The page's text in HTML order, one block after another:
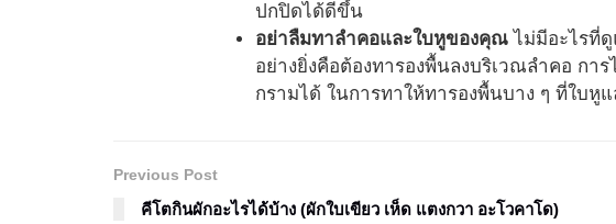
ปกปิดได้ดีขึ้น
อย่าลืมทาลำคอและใบหูของคุณ ไม่มีอะไรที่
อย่างยิ่งคือต้องทารองพื้นลงบริเวณลำคอ กา
กรามได้ ในการทาให้ทารองพื้นบาง ๆ ที่ใบ
Previous Post
คีโตกินผักอะไรได้บ้าง (ผักใบเขียว เห็ด แตงกวา อะโวคาโด)